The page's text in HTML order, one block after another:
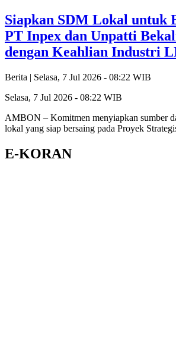
Siapkan SDM Lokal untuk
PT Inpex dan Unpatti
dengan Keahlian Industri
Berita | Selasa, 7 Jul 2026 - 08:22 WIB
Selasa, 7 Jul 2026 - 08:22 WIB
AMBON – Komitmen menyiapkan sumber
lokal yang siap bersaing pada Proyek
E-KORAN